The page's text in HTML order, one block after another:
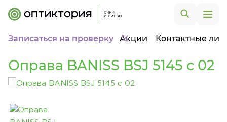
Записаться на проверку Акции Контактные
Оправа BANISS BSJ 5145 c 02